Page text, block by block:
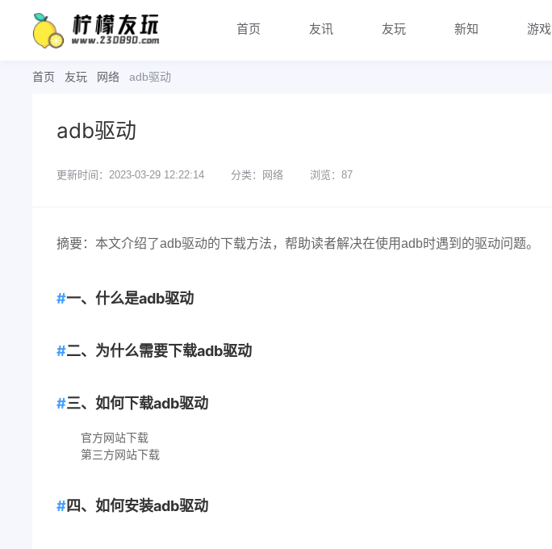
首页 友讯 友玩 新知 游戏
首页 友玩 网络 adb驱动
adb驱动
更新时间：2023-03-29 12:22:14 分类：网络 浏览：87
摘要：本文介绍了adb驱动的下载方法，帮助读者解决在使用adb时遇到的驱动问题。
一、什么是adb驱动
二、为什么需要下载adb驱动
三、如何下载adb驱动
官方网站下载
第三方网站下载
四、如何安装adb驱动